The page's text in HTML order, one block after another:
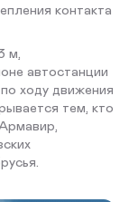
контакта
м,
автостанции
ходу движения
тем, кто